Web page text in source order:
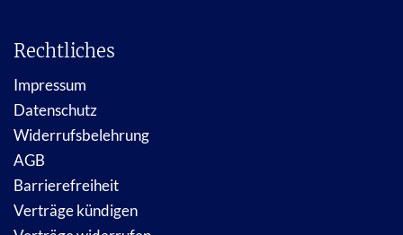
Rechtliches
Impressum
Datenschutz
Widerrufsbelehrung
AGB
Barrierefreiheit
Verträge kündigen